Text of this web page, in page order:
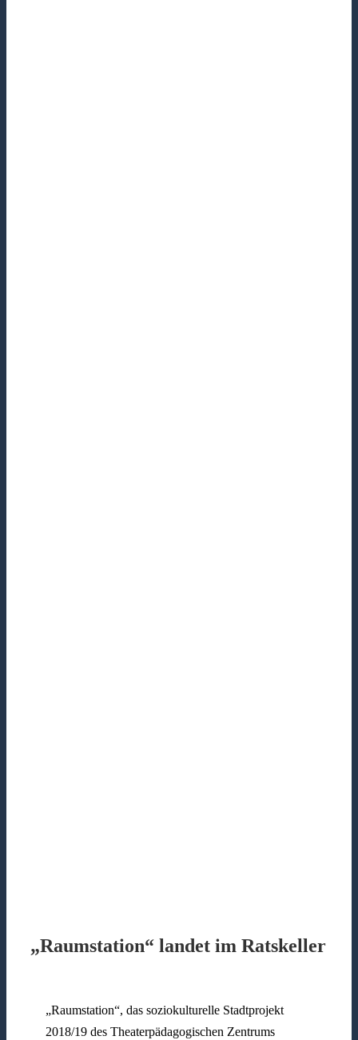
„Raumstation“ landet im Ratskeller
„Raumstation“, das soziokulturelle Stadtprojekt
2018/19 des Theaterpädagogischen Zentrums